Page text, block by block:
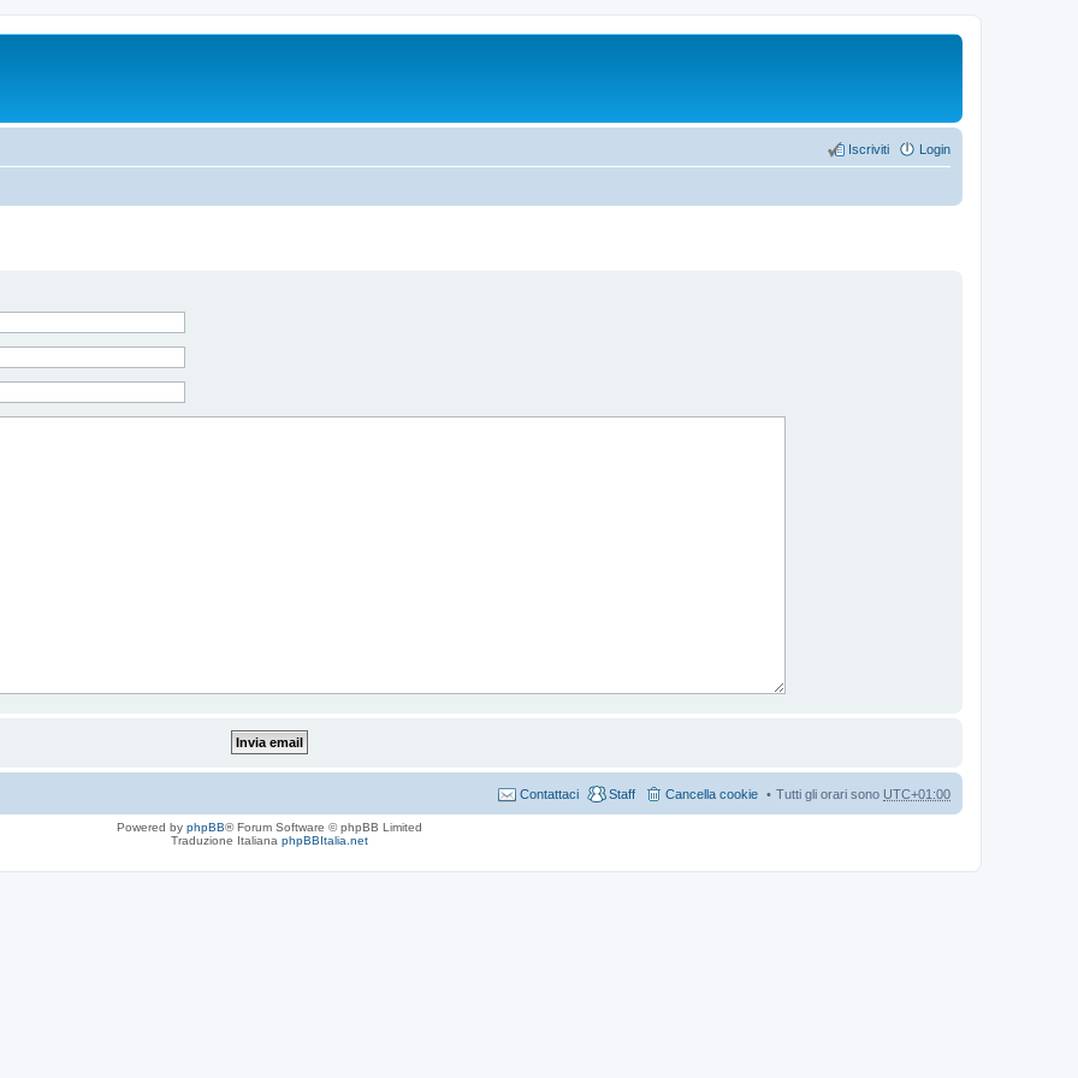
Login
Iscriviti
Tutti gli orari sono UTC+01:00
Cancella cookie
Staff
Contattaci
Powered by phpBB® Forum Software © phpBB Limited
Traduzione Italiana phpBBItalia.net